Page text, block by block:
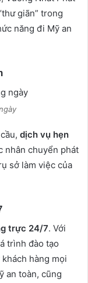
giãn” trong
năng đi Mỹ an
dịch vụ hẹn
nhân chuyển phát
sở làm việc của
trực 24/7. Với
trình đào tạo
hàng mọi
an toàn, cũng